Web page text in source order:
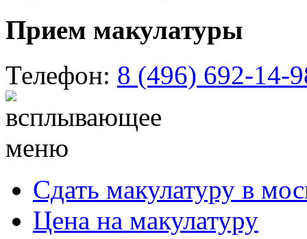
Прием макулатуры
Телефон: 8 (496) 692-14-
Сдать макулатуру в
Цена на макулатуру